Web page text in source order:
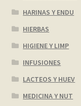
My account
Página de ejemplo
HARINAS Y ENDU
HIERBAS
HIGIENE Y LIMP
INFUSIONES
LACTEOS Y HUEV
MEDICINA Y NUT